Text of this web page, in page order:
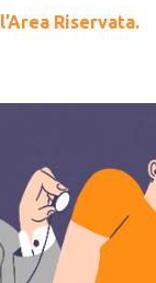
Riservata.